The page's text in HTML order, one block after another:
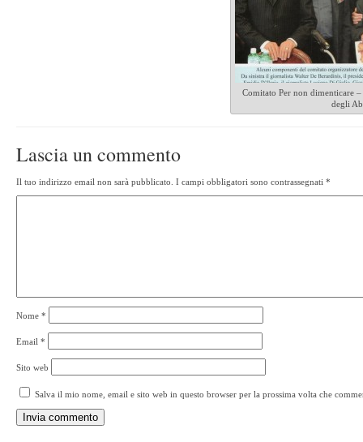
Comitato Per non dimenticare
degli
Lascia un commento
Il tuo indirizzo email non sarà pubblicato. I campi obbligatori sono contrassegnati *
Nome *
Email *
Sito web
Salva il mio nome, email e sito web in questo browser per la prossima volta che